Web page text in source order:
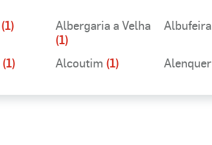
(1)
Albergaria a Velha
(1)
Albufeira
(1) Alcoutim (1) Alenquer